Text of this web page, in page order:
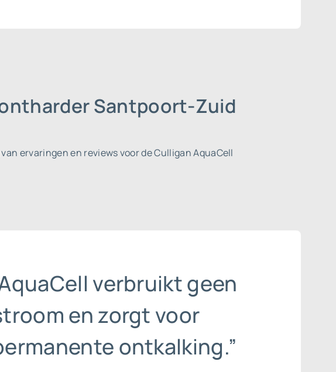
Santpoort-Zuid
ervaringen en reviews voor de Culligan AquaCell
verbruikt geen
en zorgt voor
ontkalking.”